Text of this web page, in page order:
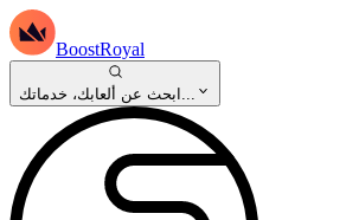
BoostRoyal